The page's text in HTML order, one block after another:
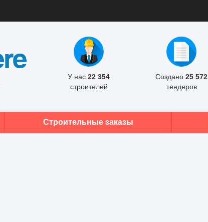
У нас 22 354
строителей
Создано 25 572
тендеров
Строительные заказы